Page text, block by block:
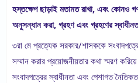
হস্তক্ষেপ ছাড়াই মতামত রাখা, এবং কোনও
অনুসন্ধান করা, গ্রহণ এবং গ্রহণের
৩রা মে প্রত্যেক সরকার/শাসককে
সম্মান করার প্রয়োজনীয়তার কথা স্মরণ
সংবাদপত্রের স্বাধীনতা এবং পেশাগত